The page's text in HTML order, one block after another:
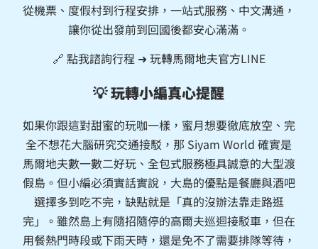
從機票、度假村到行程安排，一站式服務、中文溝通，
讓你從出發前到回國後都安心滿滿。
🔗 點我諮詢行程 ➜ 玩轉馬爾地夫官方LINE
💡 玩轉小編真心提醒
如果你跟這對甜蜜的玩咖一樣，蜜月想要徹底放空、完
全不想花大腦研究交通接駁，那 Siyam World 確實是
馬爾地夫數一數二好玩、全包式服務極具誠意的大型渡
假島。但小編必須實話實說，大島的優點是餐廳與酒吧
選擇多到吃不完，缺點就是「真的沒辦法靠走路逛
完」。雖然島上有隨招隨停的高爾夫巡迴接駁車，但在
用餐熱門時段或下雨天時，還是免不了需要排隊等待，